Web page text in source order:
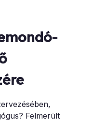
Felmerült